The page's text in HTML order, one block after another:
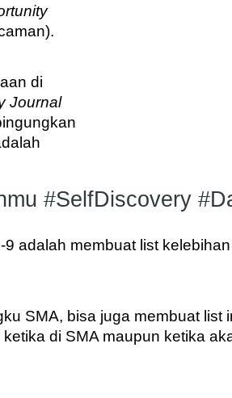
Opportunity
di
Journal
#SelfDiscovery
adalah membuat list
SMA, bisa juga membuat list
di SMA maupun ketika